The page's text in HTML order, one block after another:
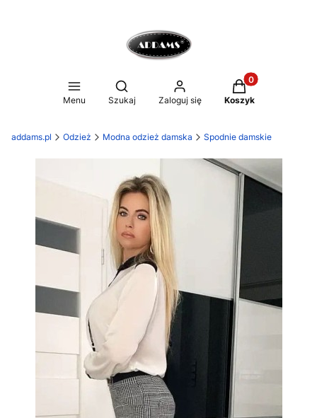
Menu
Otwórz wyszukiwarkę
Szukaj Zaloguj się
Produkty w
Koszyk
addams.pl Odzież Modna odzież damska Spodnie damskie